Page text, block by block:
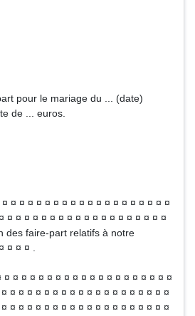
le mariage du ... (date)
de ... euros.
¤ ¤ ¤ ¤ ¤ ¤ ¤ ¤ ¤ ¤ ¤ ¤ ¤ ¤ ¤ ¤ ¤ ¤ ¤
¤ ¤ ¤ ¤ ¤ ¤ ¤ ¤ ¤ ¤ ¤ ¤ ¤ ¤ ¤ ¤ ¤ ¤ ¤
des faire-part relatifs à notre
¤ ¤ ¤ .
¤ ¤ ¤ ¤ ¤ ¤ ¤ ¤ ¤ ¤ ¤ ¤ ¤ ¤ ¤ ¤ ¤ ¤ ¤ ¤
¤ ¤ ¤ ¤ ¤ ¤ ¤ ¤ ¤ ¤ ¤ ¤ ¤ ¤ ¤ ¤ ¤ ¤ ¤
¤ ¤ ¤ ¤ ¤ ¤ ¤ ¤ ¤ ¤ ¤ ¤ ¤ ¤ ¤ ¤ ¤ ¤ ¤